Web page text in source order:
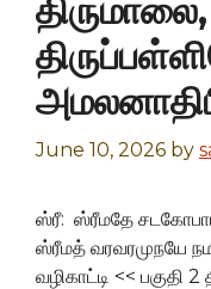
திருமாலை,
June 10, 2026 by
ஸ்ரீ: ஸ்ரீமதே
ஸ்ரீமத் வரவரமுநயே
வழிகாட்டி <<